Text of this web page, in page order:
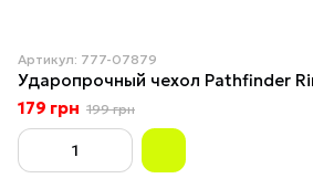
Артикул: 777-07879
179 грн 199 грн